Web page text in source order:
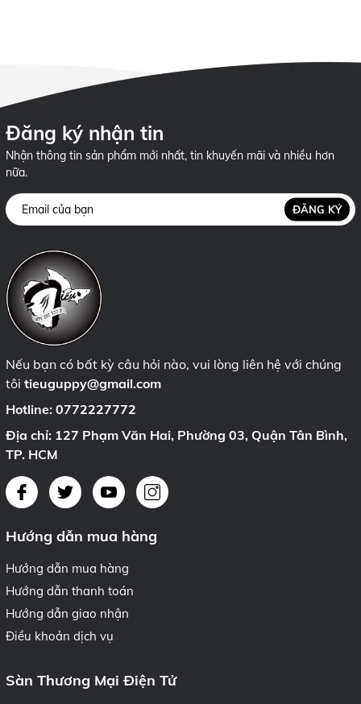
Đăng ký nhận tin
Nhận thông tin sản phẩm mới nhất, tin khuyến mãi và nhiều hơn
nữa.
ĐĂNG KÝ
Nếu bạn có bất kỳ câu hỏi nào, vui lòng liên hệ với chúng
tôi tieuguppy@gmail.com
Hotline: 0772227772
Địa chỉ: 127 Phạm Văn Hai, Phường 03, Quận Tân Bình,
TP. HCM
Hướng dẫn mua hàng
Hướng dẫn mua hàng
Hướng dẫn thanh toán
Hướng dẫn giao nhận
Điều khoản dịch vụ
Sàn Thương Mại Điện Tử